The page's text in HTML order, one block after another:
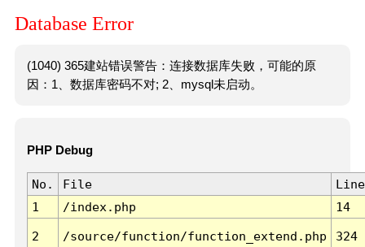
Database Error
(1040) 365建站错误警告：连接数据库失败，可能的原
因：1、数据库密码不对; 2、mysql未启动。
PHP Debug
No. File
Line
1
/index.php 14
2 /source/function/function_extend.php 324